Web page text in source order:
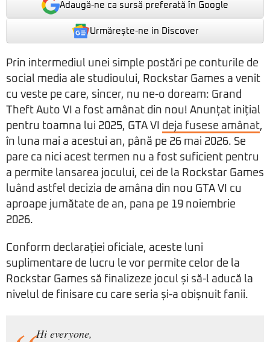
Adaugă-ne ca sursă preferată în Google
Urmărește-ne in Discover
Prin intermediul unei simple postări pe conturile de
social media ale studioului, Rockstar Games a venit
cu veste pe care, sincer, nu ne-o doream: Grand
Theft Auto VI a fost amânat din nou! Anunțat inițial
pentru toamna lui 2025, GTA VI deja fusese amânat,
în luna mai a acestui an, până pe 26 mai 2026. Se
pare ca nici acest termen nu a fost suficient pentru
a permite lansarea jocului, cei de la Rockstar Games
luând astfel decizia de amâna din nou GTA VI cu
aproape jumătate de an, pana pe 19 noiembrie
2026.
Conform declarației oficiale, aceste luni
suplimentare de lucru le vor permite celor de la
Rockstar Games să finalizeze jocul și să-l aducă la
nivelul de finisare cu care seria și-a obișnuit fanii.
Hi everyone,